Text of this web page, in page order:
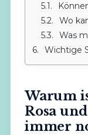
Können
Wo kann
Was mache
Wichtige
Warum
Rosa
immer